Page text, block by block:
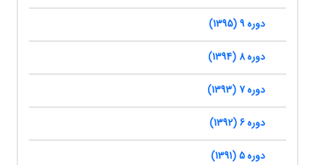
دوره 9 (1395)
دوره 8 (1394)
دوره 7 (1393)
دوره 6 (1392)
دوره 5 (1391)